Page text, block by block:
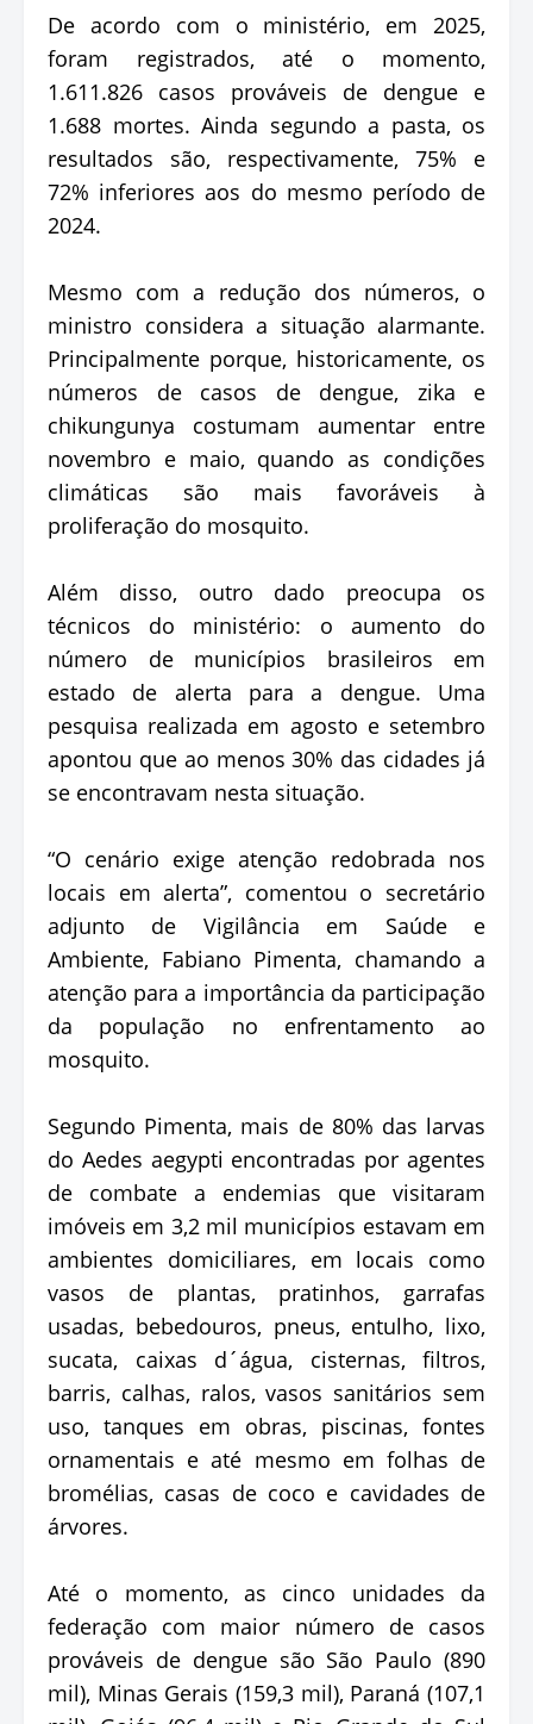
De acordo com o ministério, em 2025,
foram registrados, até o momento,
1.611.826 casos prováveis de dengue e
1.688 mortes. Ainda segundo a pasta, os
resultados são, respectivamente, 75% e
72% inferiores aos do mesmo período de
2024.
Mesmo com a redução dos números, o
ministro considera a situação alarmante.
Principalmente porque, historicamente, os
números de casos de dengue, zika e
chikungunya costumam aumentar entre
novembro e maio, quando as condições
climáticas são mais favoráveis à
proliferação do mosquito.
Além disso, outro dado preocupa os
técnicos do ministério: o aumento do
número de municípios brasileiros em
estado de alerta para a dengue. Uma
pesquisa realizada em agosto e setembro
apontou que ao menos 30% das cidades já
se encontravam nesta situação.
“O cenário exige atenção redobrada nos
locais em alerta”, comentou o secretário
adjunto de Vigilância em Saúde e
Ambiente, Fabiano Pimenta, chamando a
atenção para a importância da participação
da população no enfrentamento ao
mosquito.
Segundo Pimenta, mais de 80% das larvas
do Aedes aegypti encontradas por agentes
de combate a endemias que visitaram
imóveis em 3,2 mil municípios estavam em
ambientes domiciliares, em locais como
vasos de plantas, pratinhos, garrafas
usadas, bebedouros, pneus, entulho, lixo,
sucata, caixas d´água, cisternas, filtros,
barris, calhas, ralos, vasos sanitários sem
uso, tanques em obras, piscinas, fontes
ornamentais e até mesmo em folhas de
bromélias, casas de coco e cavidades de
árvores.
Até o momento, as cinco unidades da
federação com maior número de casos
prováveis de dengue são São Paulo (890
mil), Minas Gerais (159,3 mil), Paraná (107,1